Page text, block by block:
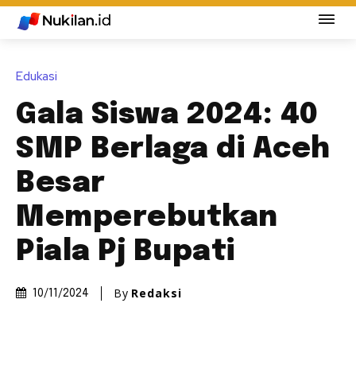
Edukasi
Gala Siswa 2024: 40
SMP Berlaga di Aceh
Besar
Memperebutkan
Piala Pj Bupati
10/11/2024 By Redaksi